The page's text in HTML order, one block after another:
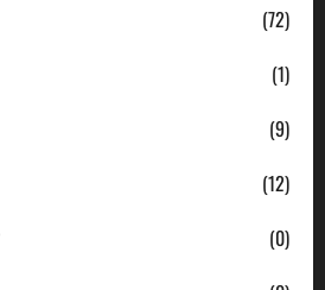
(72)
(1)
(9)
(12)
(0)